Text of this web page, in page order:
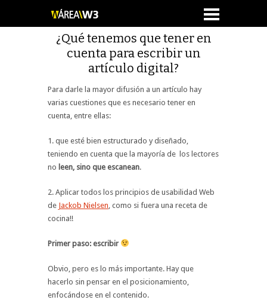
¿Qué tenemos que tener en
cuenta para escribir un
artículo digital?
Para darle la mayor difusión a un artículo hay
varias cuestiones que es necesario tener en
cuenta, entre ellas:
1. que esté bien estructurado y diseñado,
teniendo en cuenta que la mayoría de los lectores
no leen, sino que escanean.
2. Aplicar todos los principios de usabilidad Web
de Jackob Nielsen, como si fuera una receta de
cocina!!
Primer paso: escribir
Obvio, pero es lo más importante. Hay que
hacerlo sin pensar en el posicionamiento,
enfocándose en el contenido.